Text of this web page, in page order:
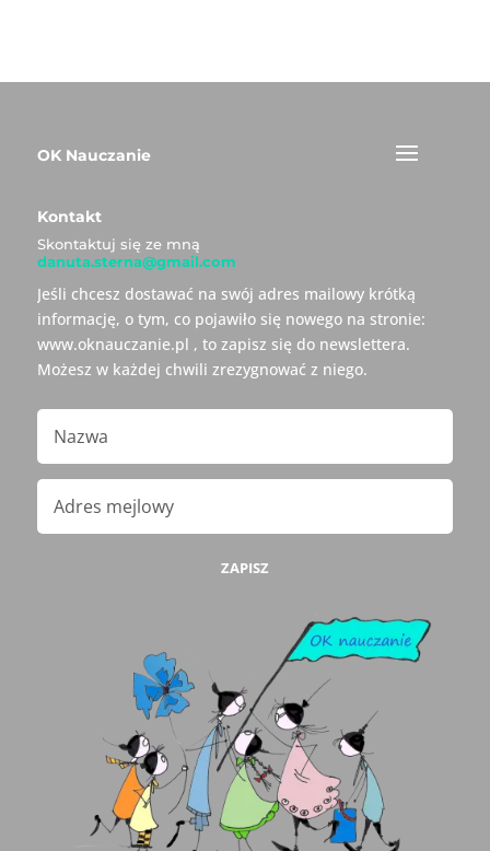
OK Nauczanie
Kontakt
Skontaktuj się ze mną
danuta.sterna@gmail.com
Jeśli chcesz dostawać na swój adres mailowy krótką
informację, o tym, co pojawiło się nowego na stronie:
www.oknauczanie.pl , to zapisz się do newslettera.
Możesz w każdej chwili zrezygnować z niego.
ZAPISZ